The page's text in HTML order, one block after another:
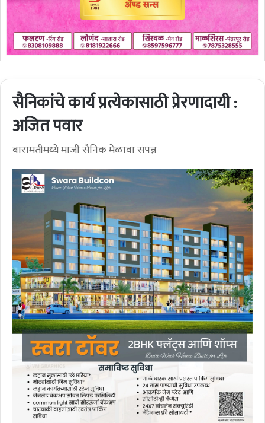
सैनिकांचे कार्य प्रत्येकासाठी प्रेरणादायी :
अजित पवार
बारामतीमध्ये माजी सैनिक मेळावा संपन्न